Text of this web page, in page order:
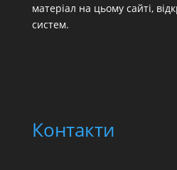
матеріал на цьому сайті,
систем.
Контакти